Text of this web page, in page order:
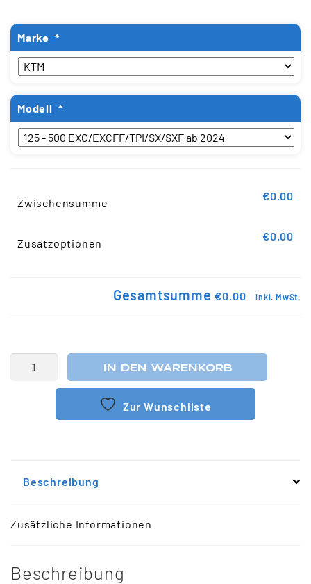
Marke *
Modell *
Zwischensumme
€0.00
Zusatzoptionen
€0.00
Gesamtsumme €0.00 inkl. MwSt.
IN DEN WARENKORB
Zur Wunschliste
Beschreibung
Zusätzliche Informationen
Beschreibung